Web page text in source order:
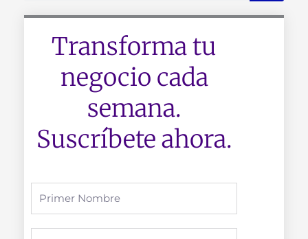
Transforma tu
negocio cada
semana.
Suscríbete ahora.
Name